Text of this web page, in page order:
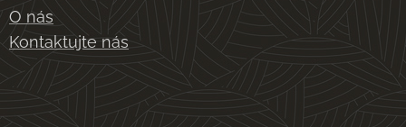
O nás
Kontaktujte nás